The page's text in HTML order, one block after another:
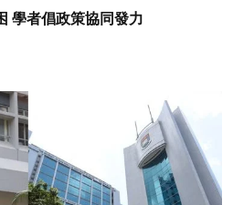
學者倡政策協同發力